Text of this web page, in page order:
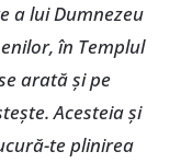
a lui Dumnezeu
în Templul
arată și pe
Acesteia și
te plinirea